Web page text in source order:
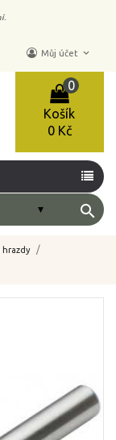
Můj účet keyboard_arrow_down
Košík
0
0 Kč
search
hrazdy